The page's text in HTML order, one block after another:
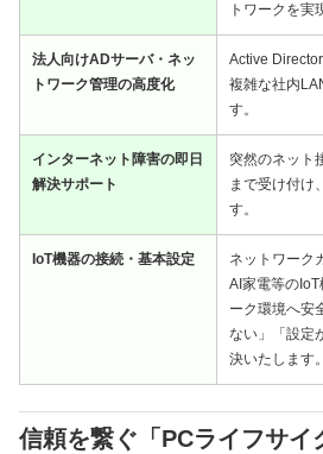
トワークを実
法人向けADサーバ・ネッ
トワーク管理の高度化
Active
複雑な社内
す。
インターネット障害の即日
解決サポート
突然のネット
まで受け付け
す。
IoT機器の接続・基本設定
ネットワーク
AI家電等の
ーク環境へ安
ない」「設定
決いたします。
信頼を繋ぐ「PCライフサイ